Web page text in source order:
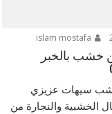
خشب بالخبر
سيهات عزيزي
الخشبية والنجارة من